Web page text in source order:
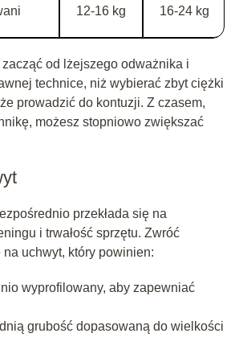
12-16 kg 16-24 kg
od lżejszego odważnika i
technice, niż wybierać zbyt ciężki
prowadzić do kontuzji. Z czasem,
możesz stopniowo zwiększać
przekłada się na
i trwałość sprzętu. Zwróć
uchwyt, który powinien:
wyprofilowany, aby zapewniać
grubość dopasowaną do wielkości